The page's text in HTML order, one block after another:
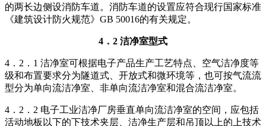
的两长边侧设消防车道。消防车道的设置应符合现行国家标准
《建筑设计防火规范》GB 50016的有关规定。
4．2 洁净室型式
4．2．1 洁净室可根据电子产品生产工艺特点、空气洁净度等
级和布置要求分为隧道式、开放式和微环境等，也可按气流流
型分为单向流洁净室、非单向流洁净室和混合流洁净室。
4．2．2 电子工业洁净厂房垂直单向流洁净室的空间，应包括
活动地板以下的下技术夹层、洁净生产层和吊顶以上的上技术